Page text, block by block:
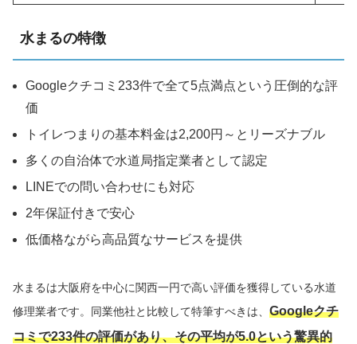
水まるの特徴
Googleクチコミ233件で全て5点満点という圧倒的な評
価
トイレつまりの基本料金は2,200円～とリーズナブル
多くの自治体で水道局指定業者として認定
LINEでの問い合わせにも対応
2年保証付きで安心
低価格ながら高品質なサービスを提供
水まるは大阪府を中心に関西一円で高い評価を獲得している水道
修理業者です。同業他社と比較して特筆すべきは、 Googleクチ
コミで233件の評価があり、その平均が5.0という驚異的